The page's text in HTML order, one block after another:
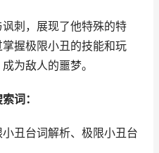
刺，展现了他特殊的特
握极限小丑的技能和玩
为敌人的噩梦。
词：
丑台词解析、极限小丑台